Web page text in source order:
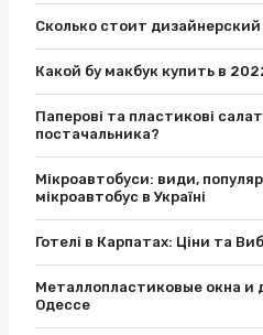
Сколько стоит
Какой бу макбук купить в
Паперові та пластикові
постачальника?
Мікроавтобуси: види,
мікроавтобус в Україні
Готелі в Карпатах: Ціни та
Металлопластиковые окна и
Одессе